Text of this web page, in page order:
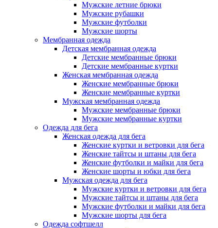
Мужские летние брюки
Мужские рубашки
Мужские футболки
Мужские шорты
Мембранная одежда
Детская мембранная одежда
Детские мембранные брюки
Детские мембранные куртки
Женская мембранная одежда
Женские мембранные брюки
Женские мембранные куртки
Мужская мембранная одежда
Мужские мембранные брюки
Мужские мембранные куртки
Одежда для бега
Женская одежда для бега
Женские куртки и ветровки для бега
Женские тайтсы и штаны для бега
Женские футболки и майки для бега
Женские шорты и юбки для бега
Мужская одежда для бега
Мужские куртки и ветровки для бега
Мужские тайтсы и штаны для бега
Мужские футболки и майки для бега
Мужские шорты для бега
Одежда софтшелл